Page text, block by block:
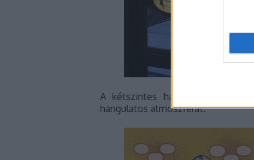
A kétszintes hallban egy
hangulatos atmoszférát.